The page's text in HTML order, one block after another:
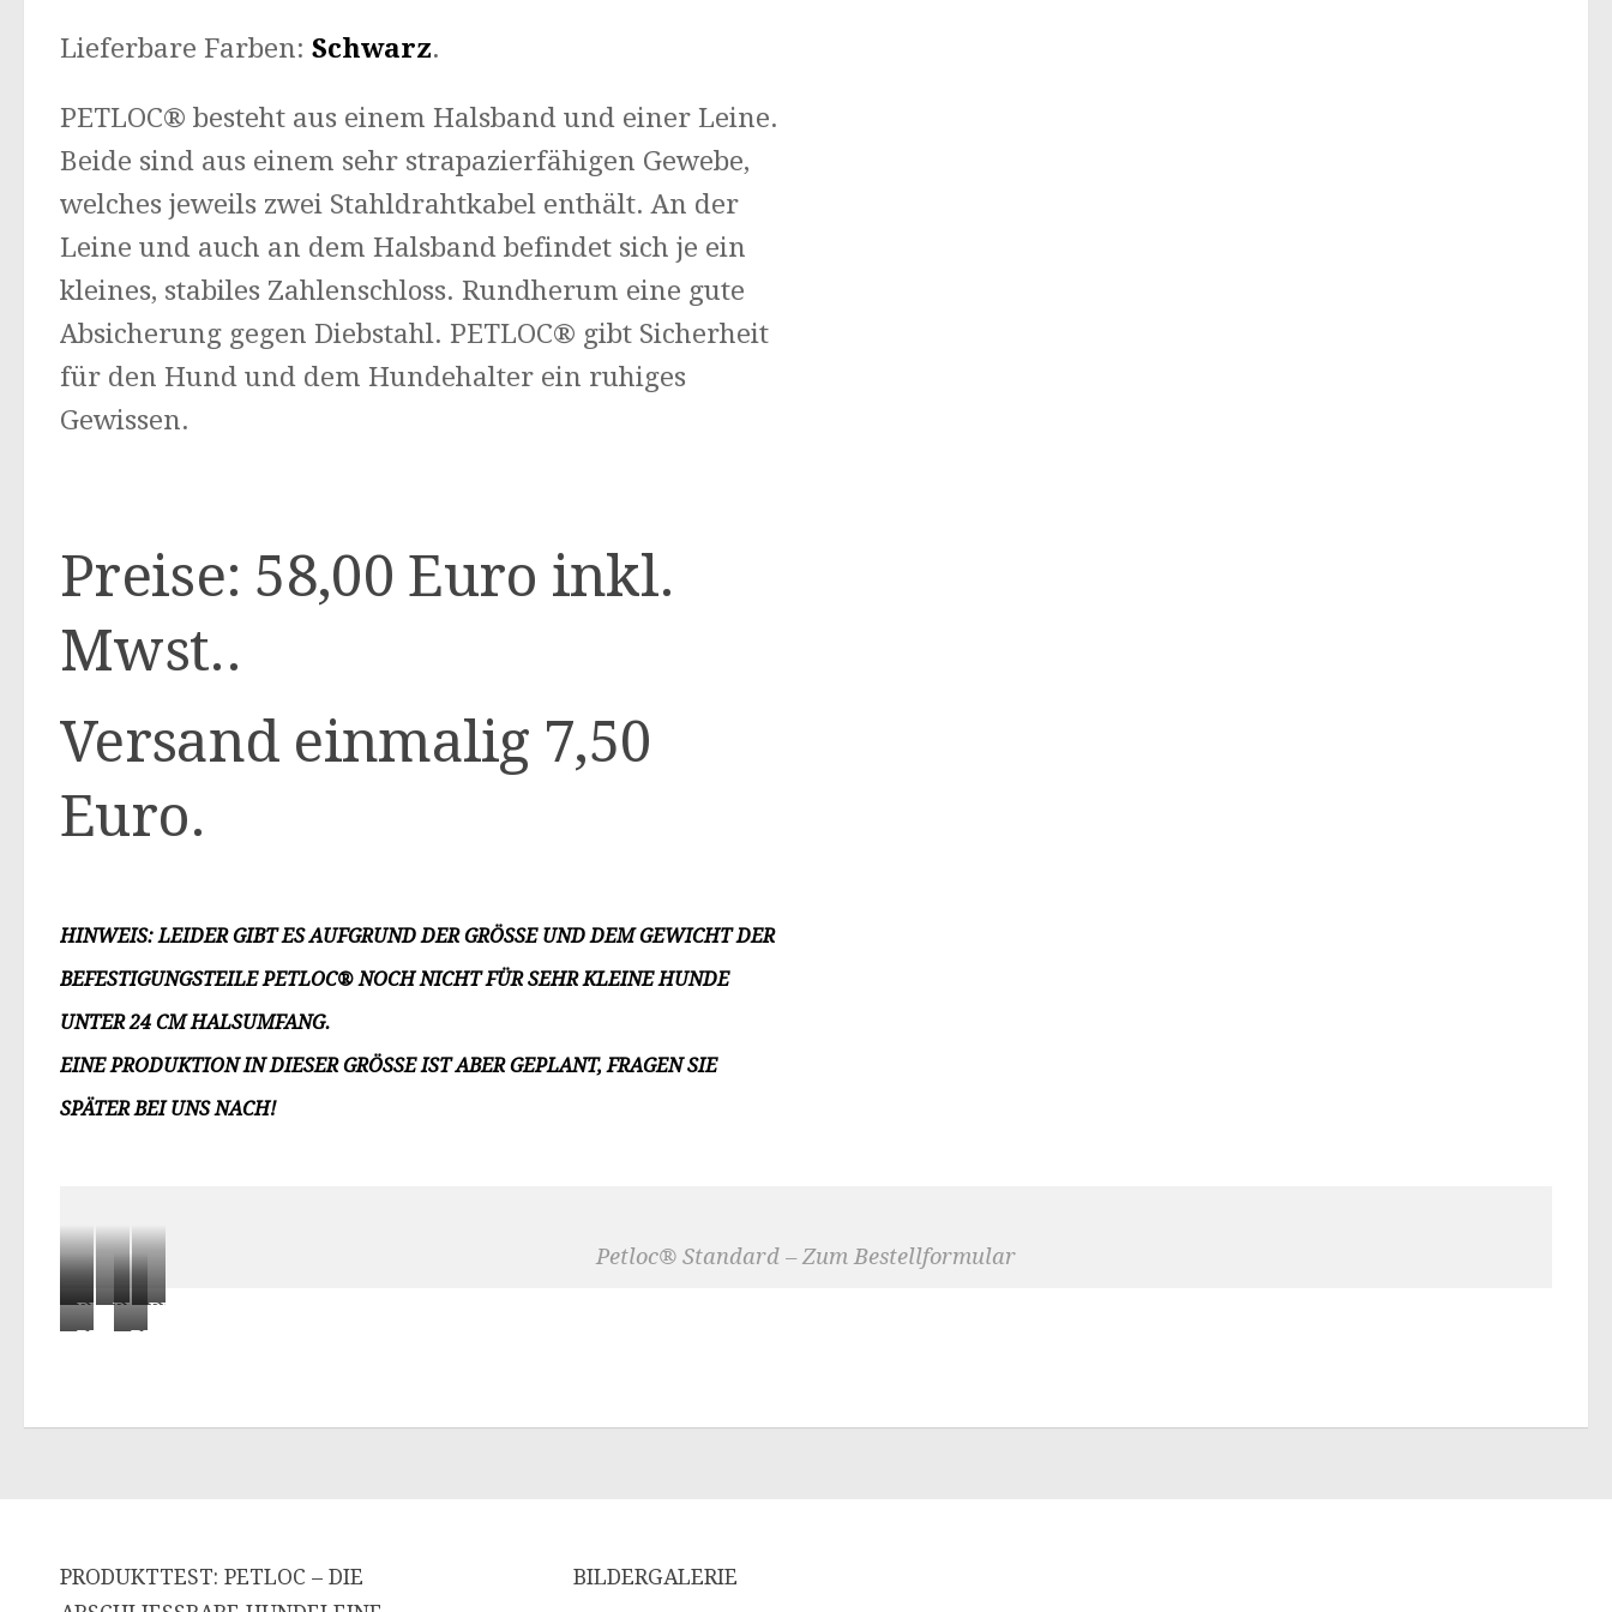
Lieferbare Farben: Schwarz.
PETLOC® besteht aus einem Halsband und einer Leine.
Beide sind aus einem sehr strapazierfähigen Gewebe,
welches jeweils zwei Stahldrahtkabel enthält. An der
Leine und auch an dem Halsband befindet sich je ein
kleines, stabiles Zahlenschloss. Rundherum eine gute
Absicherung gegen Diebstahl. PETLOC® gibt Sicherheit
für den Hund und dem Hundehalter ein ruhiges
Gewissen.
Preise: 58,00 Euro inkl.
Mwst..
Versand einmalig 7,50
Euro.
HINWEIS: LEIDER GIBT ES AUFGRUND DER GRÖSSE UND DEM GEWICHT DER B
EFESTIGUNGSTEILE PETLOC® NOCH NICHT FÜR SEHR KLEINE HUNDE U
NTER 24 CM HALSUMFANG.
EINE PRODUKTION IN DIESER GRÖSSE IST ABER GEPLANT, FRAGEN SIE S
PÄTER BEI UNS NACH!
Petloc® Standard – Zum Bestellformular
PETLOC®
PETLOC®
PETLOC®
PETLOC®PETLOC®
PRODUKTTEST: PETLOC – DIE
BILDERGALERIE